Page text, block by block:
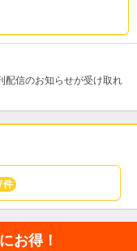
配信のお知らせが受け取れ
件
お得！